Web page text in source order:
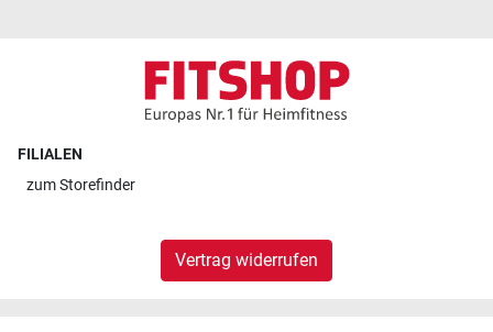
FILIALEN
zumStorefinder
Vertrag widerrufen